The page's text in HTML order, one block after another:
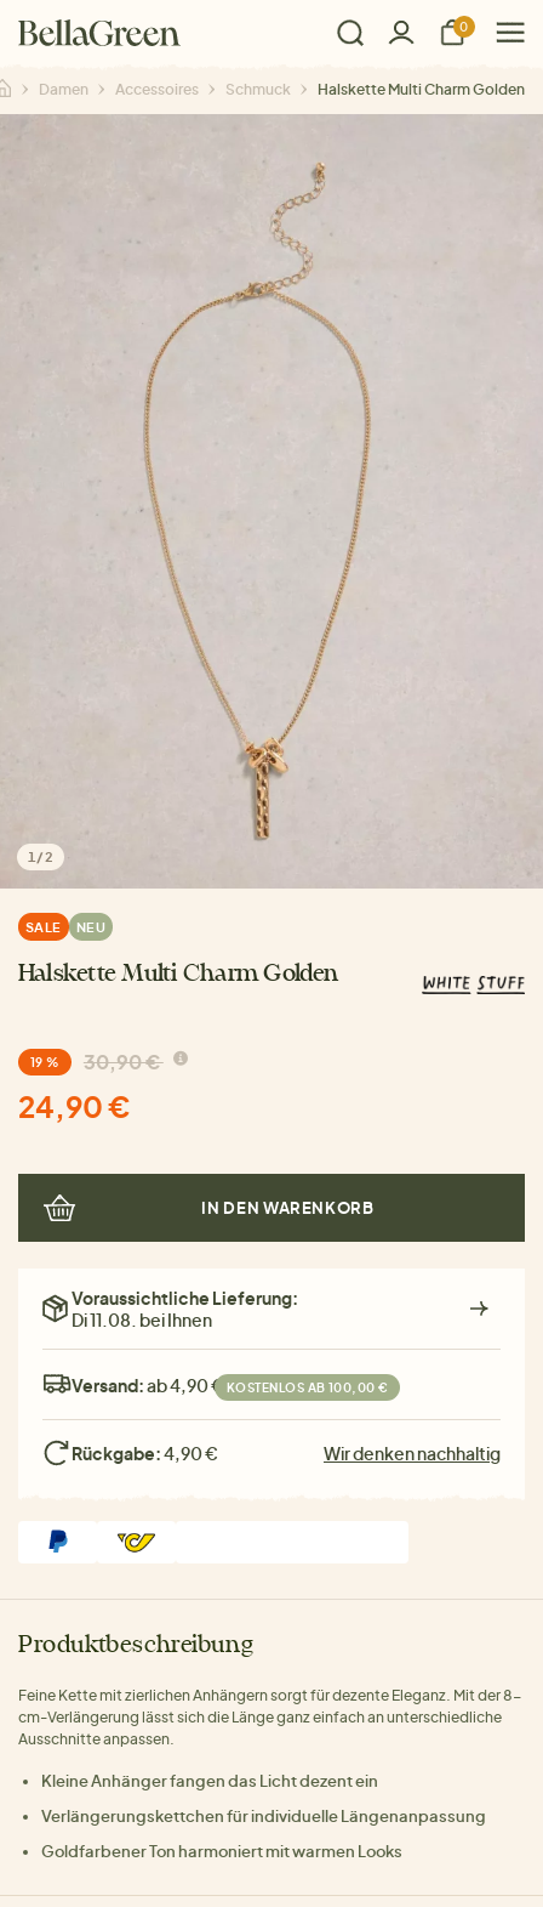
0
Damen Accessoires Schmuck Halskette Multi Charm Golden
1 /2
SALE NEU
Halskette Multi Charm Golden
19 % 30,90 €
24,90 €
IN DEN WARENKORB
Voraussichtliche Lieferung:
Di 11.08. bei Ihnen
Versand:ab 4,90 € KOSTENLOS AB 100,00 €
Rückgabe:4,90 € Wir denken nachhaltig
Produktbeschreibung
Feine Kette mit zierlichen Anhängern sorgt für dezente Eleganz. Mit der 8-
cm-Verlängerung lässt sich die Länge ganz einfach an unterschiedliche
Ausschnitte anpassen.
Kleine Anhänger fangen das Licht dezent ein
Verlängerungskettchen für individuelle Längenanpassung
Goldfarbener Ton harmoniert mit warmen Looks